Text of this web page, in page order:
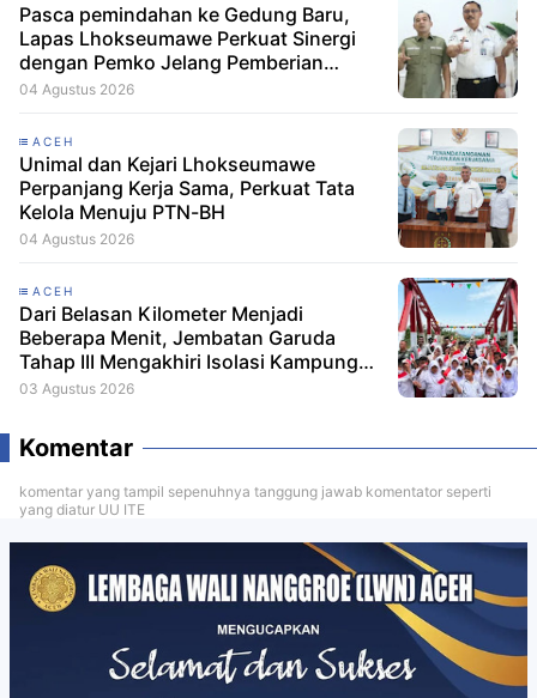
Pasca pemindahan ke Gedung Baru,
Lapas Lhokseumawe Perkuat Sinergi
dengan Pemko Jelang Pemberian
Remisi HUT RI
04 Agustus 2026
ACEH
Unimal dan Kejari Lhokseumawe
Perpanjang Kerja Sama, Perkuat Tata
Kelola Menuju PTN-BH
04 Agustus 2026
ACEH
Dari Belasan Kilometer Menjadi
Beberapa Menit, Jembatan Garuda
Tahap III Mengakhiri Isolasi Kampung
Tempel
03 Agustus 2026
Komentar
komentar yang tampil sepenuhnya tanggung jawab komentator seperti
yang diatur UU ITE